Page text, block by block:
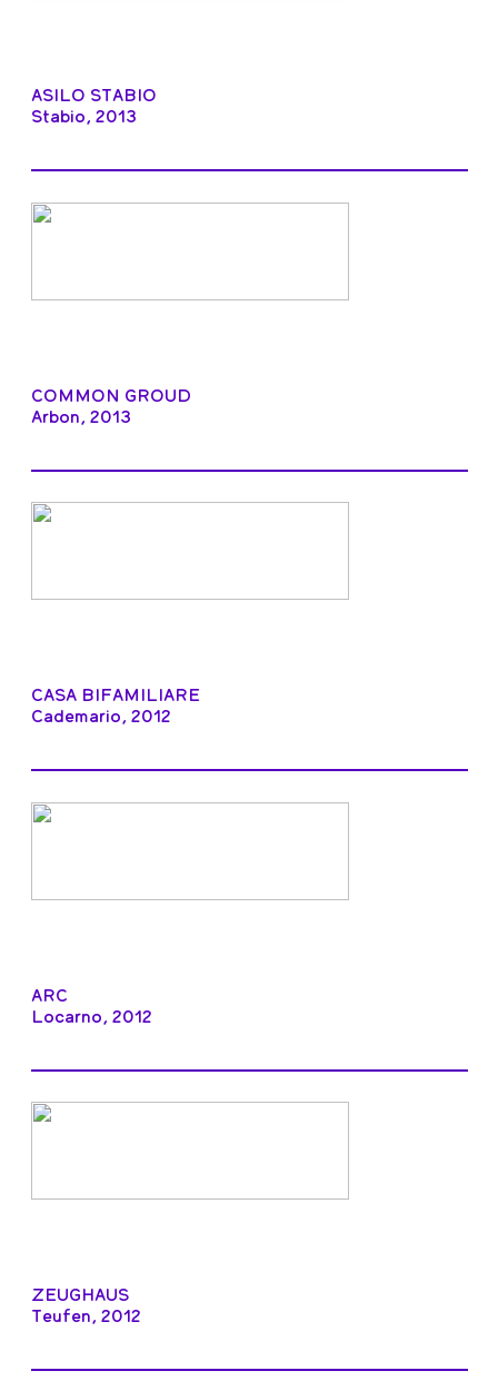
ASILO STABIO
Stabio, 2013
COMMON GROUD
Arbon, 2013
CASA BIFAMILIARE
Cademario, 2012
ARC
Locarno, 2012
ZEUGHAUS
Teufen, 2012